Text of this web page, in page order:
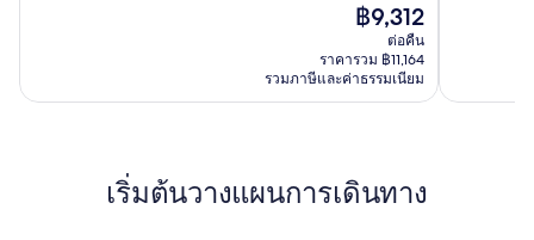
ราคา
ปัจจุบัน
คือ
฿9,312
฿9,312
ต่อคืน
ราคารวม ฿11,164
รวมภาษีและค่าธรรมเนียม
เริ่มต้นวางแผนการเดินทาง